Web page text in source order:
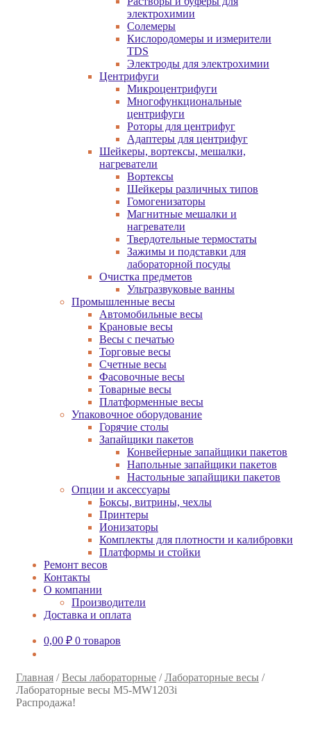
электрохимии
Солемеры
Кислородомеры и измерители
TDS
Электроды для электрохимии
Центрифуги
Микроцентрифуги
Многофункциональные
центрифуги
Роторы для центрифуг
Адаптеры для центрифуг
Шейкеры, вортексы, мешалки,
нагреватели
Вортексы
Шейкеры различных типов
Гомогенизаторы
Магнитные мешалки и
нагреватели
Твердотельные термостаты
Зажимы и подставки для
лабораторной посуды
Очистка предметов
Ультразвуковые ванны
Промышленные весы
Автомобильные весы
Крановые весы
Весы с печатью
Торговые весы
Счетные весы
Фасовочные весы
Товарные весы
Платформенные весы
Упаковочное оборудование
Горячие столы
Запайщики пакетов
Конвейерные запайщики пакетов
Напольные запайщики пакетов
Настольные запайщики пакетов
Опции и аксессуары
Боксы, витрины, чехлы
Принтеры
Ионизаторы
Комплекты для плотности и калибровки
Платформы и стойки
Ремонт весов
Контакты
О компании
Производители
Доставка и оплата
0,00 ₽ 0 товаров
Главная /Весы лабораторные /Лабораторные весы /
Лабораторные весы M5-MW1203i
Распродажа!